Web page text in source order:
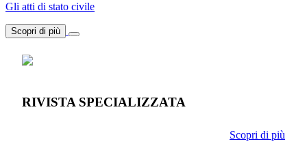
Gli atti di stato civile
Scopri di più
RIVISTA SPECIALIZZATA
Scopri di più